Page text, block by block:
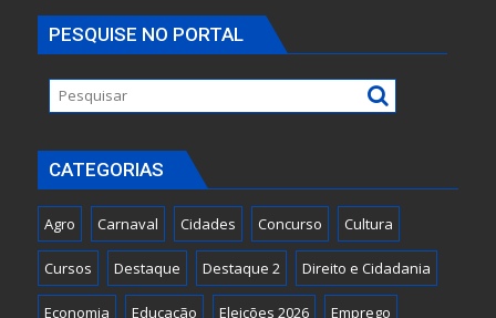
PESQUISE NO PORTAL
CATEGORIAS
Agro Carnaval Cidades Concurso Cultura
Cursos Destaque Destaque 2 Direito e Cidadania
Economia Educação Eleições 2026 Emprego